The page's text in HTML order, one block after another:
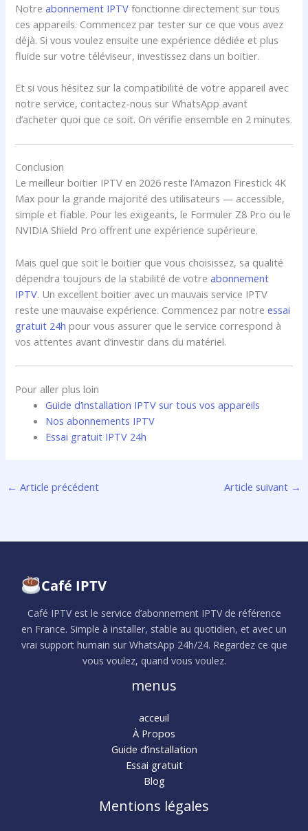
Notreabonnement IPTV fonctionne directement sur tous
ces appareils. Commencez par tester sur ce que vous avez
déjà. Si vous voulez ensuite une expérience dédiée et plus
fluide sur votre téléviseur, investissez dans un boitier.
Et si vous hésitez sur la compatibilité de votre appareil avec
notre service, contactez-nous sur WhatsApp avant
d’acheter quoi que ce soit. On vérifie ensemble en 2 minutes.
Conclusion
Le meilleur boitier IPTV en 2026 reste l’Amazon Firestick 4K
Max pour la grande majorité des utilisateurs — accessible,
simple et fiable. Pour les exigeants, le Formuler Z8 Pro ou le
NVIDIA Shield Pro offrent une expérience supérieure.
Mais quel que soit le boitier que vous choisissez, sa qualité
dépendra toujours de la stabilité de votreabonnement
IPTV. Un excellent boitier avec un mauvais service IPTV
reste une mauvaise expérience. Commencez par notreessai
gratuit 24h pour vous assurer que le service correspond à
vos attentes avant d’investir dans du matériel.
Pour aller plus loin
Guide d’installation IPTV sur tous vos appareils
Nos abonnements IPTV
Essai gratuit IPTV 24h
← Article précédent Article suivant →
Café IPTV
Café IPTV est le service d’abonnement IPTV de référence
en France. Simple à installer, stable au quotidien, et avec un
vrai support humain sur WhatsApp 24h/24. Regardez ce que
vous voulez, quand vous voulez.
menus
acceuil
À Propos
Guide d’installation
Essai gratuit
Blog
Mentions légales